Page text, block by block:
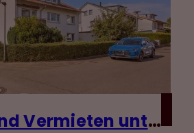
Wohnen und Vermieten unter einem Dach - gepflegtes 3-Familienhaus in ruhiger Lage von Marbach